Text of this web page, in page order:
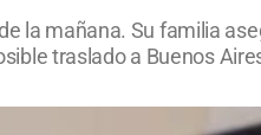
la mañana. Su familia
traslado a Buenos